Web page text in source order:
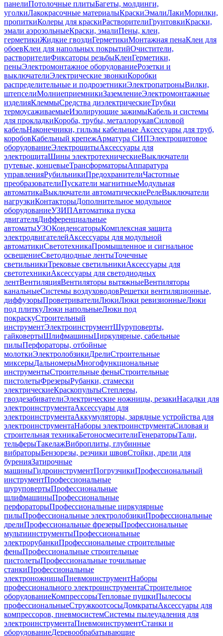
панелиПотолочные плитыБагеты, молдинги,
уголкиЛакокрасочные материалыКраскиЭмалиЛакиМорилки,
пропиткиКолеры для краскиРастворителиГрунтовкиКраски,
эмали аэрозольныеКраски, эмалиПены, клеи,
герметикиЖидкие гвоздиГерметикиМонтажная пенаКлеи для
обоевКлеи для напольных покрытийОчистители,
растворителиФиксаторы резьбыКлеиГерметики,
пеныЭлектромонтажное оборудованиеРозетки и
выключателиЭлектрические звонкиКоробки
распределительные и подрозетникиЭлектропатроныВилки,
штепселиМолниеприемникиЗаземлениеЭлектромонтажные
изделияКлеммыСредства диэлектрическиеТрубки
термоусаживаемыеИзолирующие зажимыКабель и системы
для прокладкиКороба, трубы, металлорукавСиловой
кабельНаконечники, гильзы кабельные Аксессуары для труб,
коробовКабельный крепежАрматура СИПЭлектрощитовое
оборудованиеЭлектрощитыАксессуары для
электрощитаШины электротехническиеВыключатели
путевые, концевыеТрансформаторыАппаратура
управленияРубильникиПредохранителиЧастотные
преобразователиПускатели магнитныеМодульная
автоматикаВыключатели автоматическиеРелеВыключатели
нагрузкиКонтакторыДополнительное модульное
оборудованиеУЗИПАвтоматика пуска
двигателяДифференциальные
автоматыУЗОКонденсаторыКомплексная защита
электродвигателейАксессуары для модульной
автоматикиСветотехникаПромышленное и сигнальное
освещениеСветодиодные лентыТочечные
светильникиТрековые светильникиАксессуары для
светотехникиАксессуары для светодиодных
лентВентиляцияВентиляторы вытяжныеВентиляторы
канальныеСистемы воздуховодовРешетки вентиляционные,
диффузорыПроветривателиЛюкиЛюки ревизионныеЛюки
под плиткуЛюки напольныеЛюки под
покраскуСтроительный
инструментЭлектроинструментШуруповерты,
гайковертыШлифмашиныЦиркулярные, сабельные
пилыПерфораторы, отбойные
молоткиЭлектролобзикиДрелиСтроительные
миксерыДальномерыМногофункциональные
инструментыСтроительные феныСтроительные
пистолетыФрезерыРубанки, стамески
электрическиеКраскопультыСтеплеры,
гвоздезабивателиЭлектрические ножницы, резакиНасадки для
электроинструментаАксессуары для
электроинструментаАккумуляторы, зарядные устройства для
электроинструментаНаборы электроинструментаСиловая и
строительная техникаБетоносмесителиГенераторыТали,
тельферыТакелажВиброплиты, глубинные
вибраторыБензорезы, резчики швовСтойки, дрели для
буренияЗатирочные
машиныГидроинструментПогрузчикиПрофессиональный
инструментПрофессиональные
шуруповертыПрофессиональные
шлифмашиныПрофессиональные
перфораторыПрофессиональные циркулярные
пилыПрофессиональные электролобзикиПрофессиональные
дрелиПрофессиональные фрезерыПрофессиональные
мультиинструментыПрофессиональные
электрорубанкиПрофессиональные строительные
феныПрофессиональные строительные
пистолетыПрофессиональные точильные
станкиПрофессиональные
электроножницыПневмоинструментНаборы
профессионального электроинструментаСтроительное
оборудованиеКомпрессорыТепловые пушкиПылесосы
профессиональныеСтружкоотсосыДомкратыАксессуары для
компрессоров, пневмосистемСистемы пылеудаления для
электроинструментаПневмоинструментСтанки и
оборудованиеДеревообрабатывающие